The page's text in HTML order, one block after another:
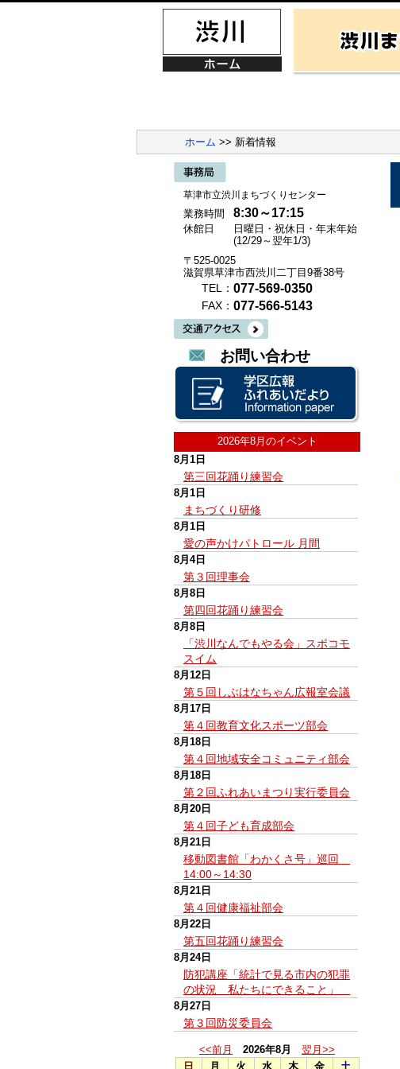
ホーム >> 新着情報
草津市立渋川まちづくりセンター
業務時間 8:30～17:15
休館日
日曜日・祝休日・年末年始
(12/29～翌年1/3)
〒525-0025
滋賀県草津市西渋川二丁目9番38号
TEL： 077-569-0350
FAX： 077-566-5143
お問い合わせ
2026年8月のイベント
8月1日
第三回花踊り練習会
8月1日
まちづくり研修
8月1日
愛の声かけパトロール 月間
8月4日
第３回理事会
8月8日
第四回花踊り練習会
8月8日
「渋川なんでもやる会」スポコモ
スイム
8月12日
第５回しぶはなちゃん広報室会議
8月17日
第４回教育文化スポーツ部会
8月18日
第４回地域安全コミュニティ部会
8月18日
第２回ふれあいまつり実行委員会
8月20日
第４回子ども育成部会
8月21日
移動図書館「わかくさ号」巡回
14:00～14:30
8月21日
第４回健康福祉部会
8月22日
第五回花踊り練習会
8月24日
防犯講座「統計で見る市内の犯罪
の状況 私たちにできること」
8月27日
第３回防災委員会
<<前月 2026年8月
翌月>>
日
月 火 水 木 金 土